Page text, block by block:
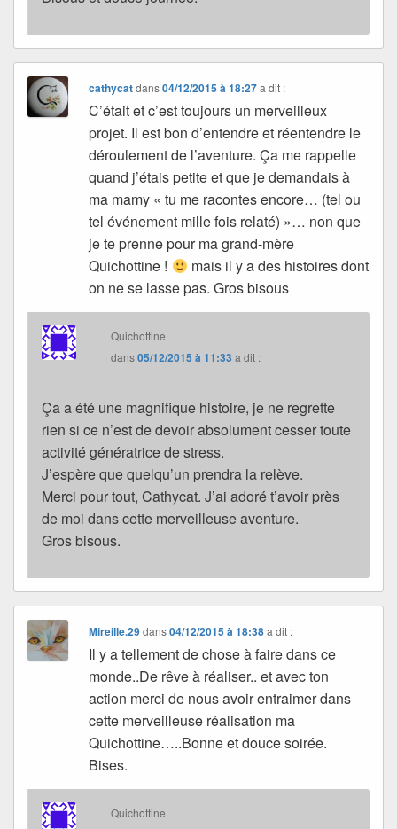
cathycatdans04/12/2015 à 18:27 a dit :
C’était et c’est toujours un merveilleux
projet. Il est bon d’entendre et réentendre le
déroulement de l’aventure. Ça me rappelle
quand j’étais petite et que je demandais à
ma mamy « tu me racontes encore… (tel ou
tel événement mille fois relaté) »… non que
je te prenne pour ma grand-mère
Quichottine !
mais il y a des histoires dont
on ne se lasse pas. Gros bisous
Quichottine
dans05/12/2015 à 11:33 a dit :
Ça a été une magnifique histoire, je ne regrette
rien si ce n’est de devoir absolument cesser toute
activité génératrice de stress.
J’espère que quelqu’un prendra la relève.
Merci pour tout, Cathycat. J’ai adoré t’avoir près
de moi dans cette merveilleuse aventure.
Gros bisous.
Mireille.29dans04/12/2015 à 18:38 a dit :
Il y a tellement de chose à faire dans ce
monde..De rêve à réaliser.. et avec ton
action merci de nous avoir entraimer dans
cette merveilleuse réalisation ma
Quichottine…..Bonne et douce soirée.
Bises.
Quichottine